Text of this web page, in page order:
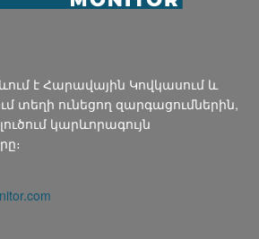
է Հարավային Կովկասում և
տեղի ունեցող զարգացումներին,
կարևորագույն